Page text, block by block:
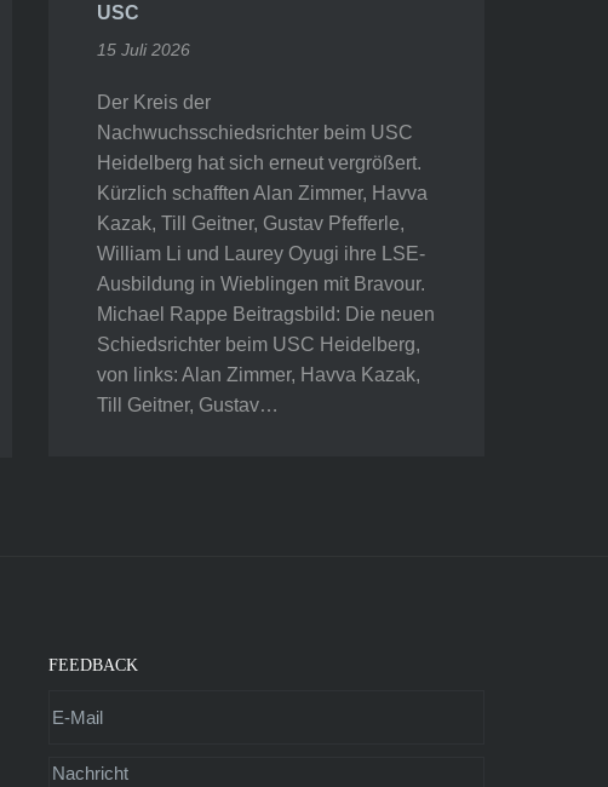
USC
15 Juli 2026
Der Kreis der
Nachwuchsschiedsrichter beim USC
Heidelberg hat sich erneut vergrößert.
Kürzlich schafften Alan Zimmer, Havva
Kazak, Till Geitner, Gustav Pfefferle,
William Li und Laurey Oyugi ihre LSE-
Ausbildung in Wieblingen mit Bravour.
Michael Rappe Beitragsbild: Die neuen
Schiedsrichter beim USC Heidelberg,
von links: Alan Zimmer, Havva Kazak,
Till Geitner, Gustav…
FEEDBACK